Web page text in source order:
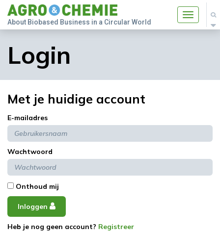
Toggle
About Biobased Business in a Circular World
Login
Met je huidige account
E-mailadres
Wachtwoord
Onthoud mij
Inloggen
Heb je nog geen account? Registreer